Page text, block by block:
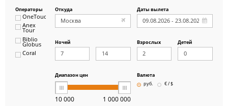
Операторы
OneTouch&Travel
Anex
Tour
Biblio
Globus
Coral
Откуда Даты вылета
Ночей Взрослых Детей
Диапазон цен
10 000 1 000 000
Валюта
руб.
€ / $